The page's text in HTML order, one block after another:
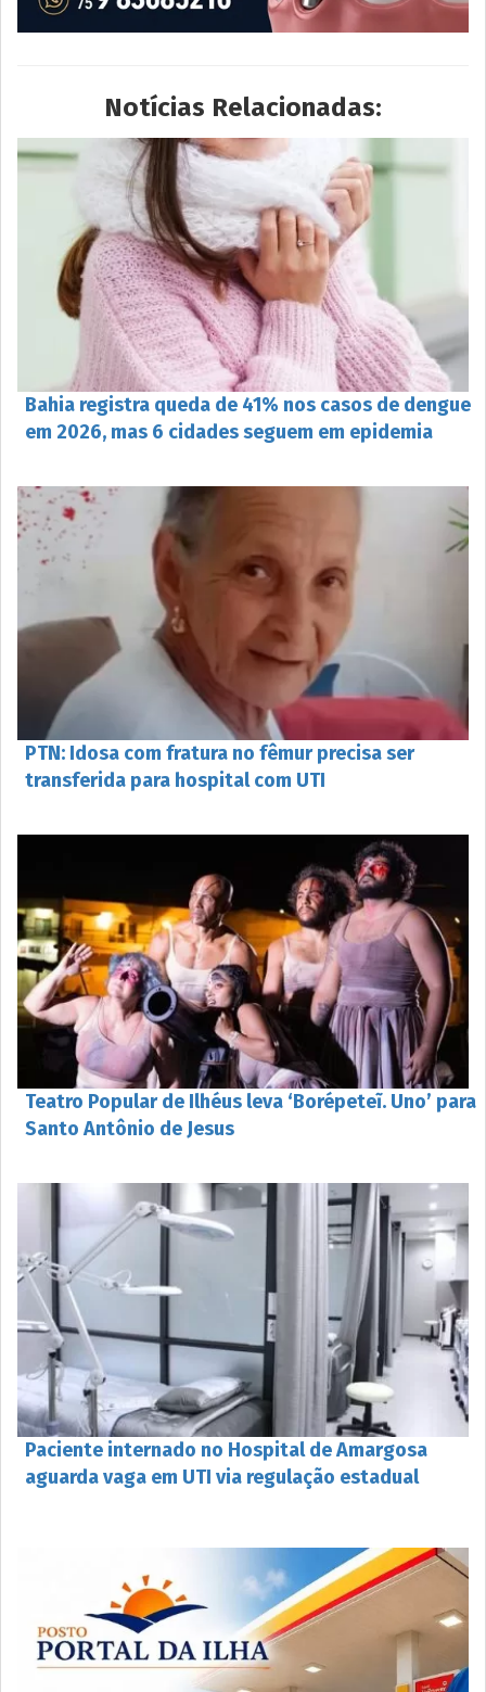
Notícias Relacionadas:
Bahia registra queda de 41% nos casos de dengue
em 2026, mas 6 cidades seguem em epidemia
PTN: Idosa com fratura no fêmur precisa ser
transferida para hospital com UTI
Teatro Popular de Ilhéus leva ‘Borépeteĩ. Uno’ para
Santo Antônio de Jesus
Paciente internado no Hospital de Amargosa
aguarda vaga em UTI via regulação estadual